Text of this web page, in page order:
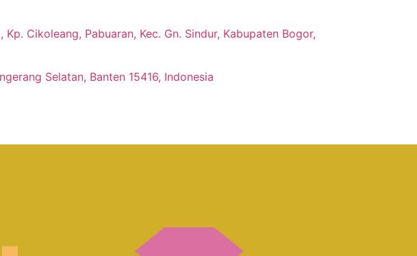
Cikoleang, Pabuaran, Kec. Gn. Sindur, Kabupaten Bogor,
Selatan, Banten 15416, Indonesia